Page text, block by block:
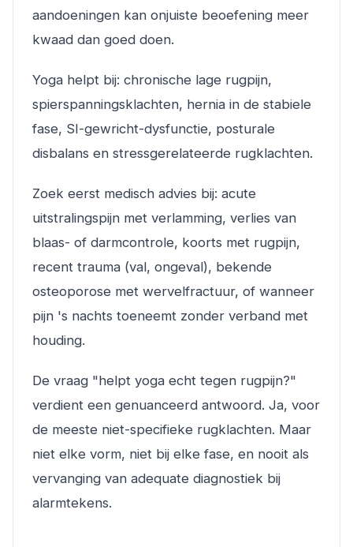
aandoeningen kan onjuiste beoefening meer
kwaad dan goed doen.
Yoga helpt bij: chronische lage rugpijn,
spierspanningsklachten, hernia in de stabiele
fase, SI-gewricht-dysfunctie, posturale
disbalans en stressgerelateerde rugklachten.
Zoek eerst medisch advies bij: acute
uitstralingspijn met verlamming, verlies van
blaas- of darmcontrole, koorts met rugpijn,
recent trauma (val, ongeval), bekende
osteoporose met wervelfractuur, of wanneer
pijn 's nachts toeneemt zonder verband met
houding.
De vraag "helpt yoga echt tegen rugpijn?"
verdient een genuanceerd antwoord. Ja, voor
de meeste niet-specifieke rugklachten. Maar
niet elke vorm, niet bij elke fase, en nooit als
vervanging van adequate diagnostiek bij
alarmtekens.